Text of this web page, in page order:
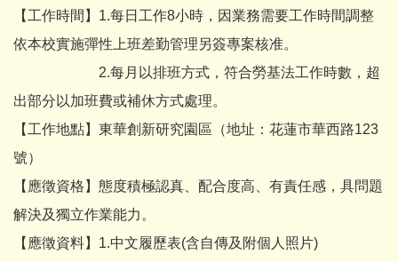
【工作時間】1.每日工作8小時，因業務需要工作時間調整
依本校實施彈性上班差勤管理另簽專案核准。
2.每月以排班方式，符合勞基法工作時數，超
出部分以加班費或補休方式處理。
【工作地點】東華創新研究園區（地址：花蓮市華西路123
號）
【應徵資格】態度積極認真、配合度高、有責任感，具問題
解決及獨立作業能力。
【應徵資料】1.中文履歷表(含自傳及附個人照片)